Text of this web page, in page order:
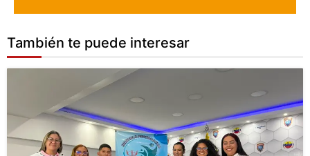
También te puede interesar